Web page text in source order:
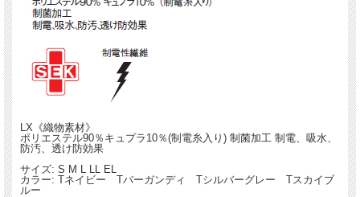
LX《織物素材》
ポリエステル90％キュプラ10％(制電糸入り) 制菌加工 制電、吸水、
防汚、透け防効果
サイズ: S M L LL EL
カラー: Tネイビー Tバーガンディ Tシルバーグレー Tスカイブ
ルー